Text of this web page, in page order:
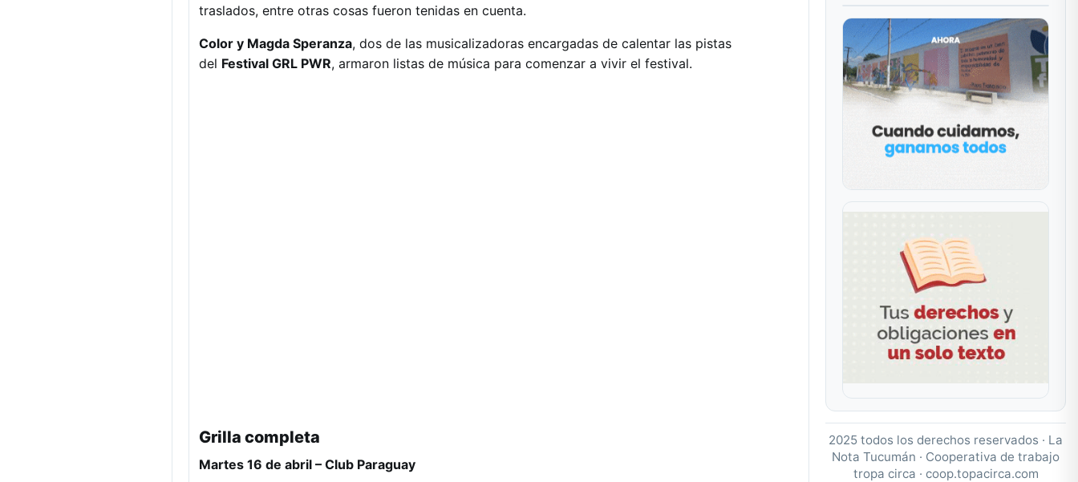
traslados, entre otras cosas fueron tenidas en cuenta.
Color y Magda Speranza, dos de las musicalizadoras encargadas de calentar las pistas
del Festival GRL PWR, armaron listas de música para comenzar a vivir el festival.
Grilla completa
Martes 16 de abril – Club Paraguay
2025 todos los derechos reservados · La
Nota Tucumán · Cooperativa de trabajo
tropa circa · coop.topacirca.com